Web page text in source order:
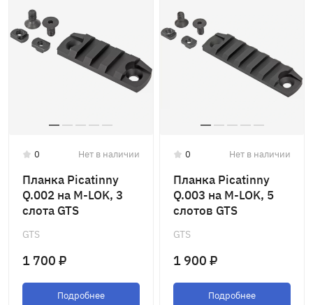
0
Планка Picatinny
Q.002 на M-LOK, 3
слота GTS
GTS
1 700 ₽
Подробнее
Нет в наличии 0
Планка Picatinny
Q.003 на M-LOK, 5
слотов GTS
GTS
1 900 ₽
Подробнее
Нет в наличии